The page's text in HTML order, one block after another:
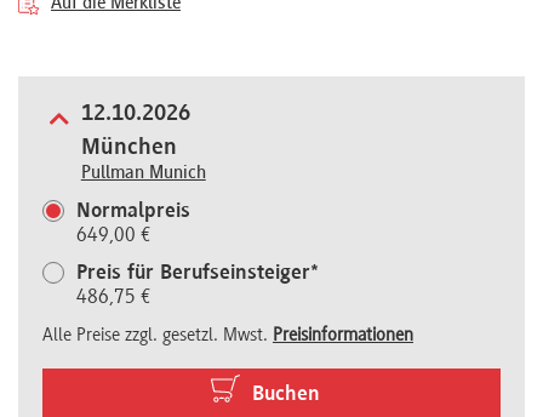
Über
FAQ
12.10.2026
München
Pullman Munich
Normalpreis
649,00 €
Preis für Berufseinsteiger*
486,75 €
Alle Preise zzgl. gesetzl. Mwst. Preisinformationen
Buchen